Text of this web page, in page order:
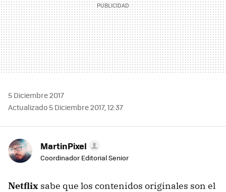
5 Diciembre 2017
Actualizado 5 Diciembre 2017, 12:37
MartinPixel
Coordinador Editorial Senior
Netflix sabe que los contenidos originales son el